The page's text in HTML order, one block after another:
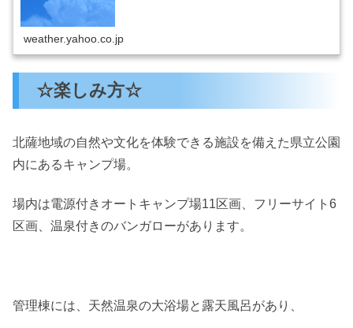
weather.yahoo.co.jp
☆楽しみ方☆
北薩地域の自然や文化を体験できる施設を備えた県立公園
内にあるキャンプ場。
場内は電源付きオートキャンプ場11区画、フリーサイト6
区画、温泉付きのバンガローがあります。
管理棟には、天然温泉の大浴場と露天風呂があり、